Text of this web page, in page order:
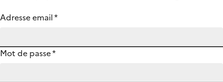
Adresse email*
Mot de passe*